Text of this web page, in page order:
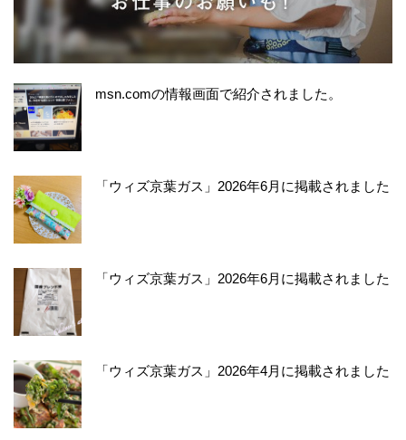
msn.comの情報画面で紹介されました。
「ウィズ京葉ガス」2026年6月に掲載されました
「ウィズ京葉ガス」2026年6月に掲載されました
「ウィズ京葉ガス」2026年4月に掲載されました